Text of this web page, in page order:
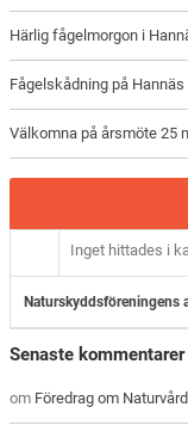
Härlig fågelmorgon i
Fågelskådning på Hannäs
Välkomna på årsmöte 25
Inget hittades i
Naturskyddsföreningens
Senaste kommentarer
om Föredrag om